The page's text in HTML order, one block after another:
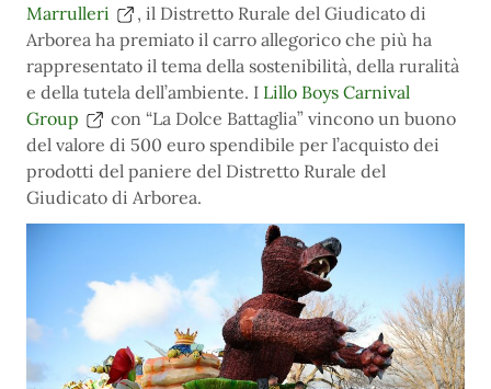
Marrulleri
, il Distretto Rurale del Giudicato di
Arborea ha premiato il carro allegorico che più ha
rappresentato il tema della sostenibilità, della ruralità
e della tutela dell’ambiente. I Lillo Boys Carnival
Group
con “La Dolce Battaglia” vincono un buono
del valore di 500 euro spendibile per l’acquisto dei
prodotti del paniere del Distretto Rurale del
Giudicato di Arborea.